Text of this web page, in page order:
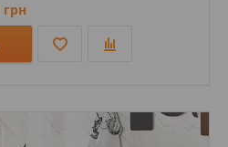
грн